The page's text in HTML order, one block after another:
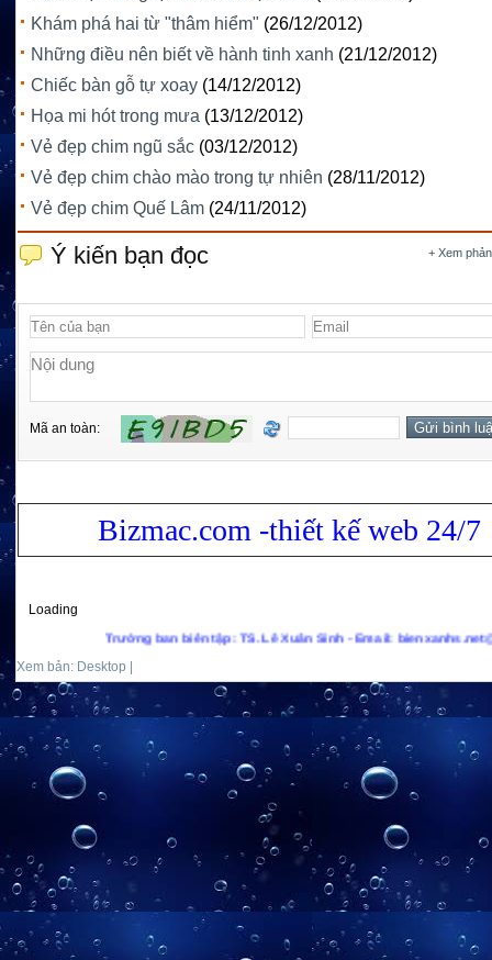
Khám phá hai từ "thâm hiểm" (26/12/2012)
Những điều nên biết về hành tinh xanh (21/12/2012)
Chiếc bàn gỗ tự xoay (14/12/2012)
Họa mi hót trong mưa (13/12/2012)
Vẻ đẹp chim ngũ sắc (03/12/2012)
Vẻ đẹp chim chào mào trong tự nhiên (28/11/2012)
Vẻ đẹp chim Quế Lâm (24/11/2012)
+ Xem
Ý kiến bạn đọc
Mã an toàn:
Bizmac.com -thiết kế web 24/7
Loading
Trưởng ban biên tập: TS. Lê Xuân Sinh - Email:
Xem bản: Desktop |